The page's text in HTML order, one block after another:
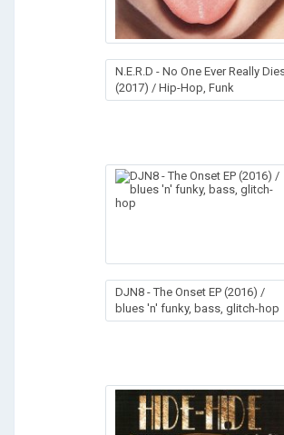
N.E.R.D - No One Ever Really
(2017) / Hip-Hop, Funk
DJN8 - The Onset EP (2016) /
blues 'n' funky, bass, glitch-hop